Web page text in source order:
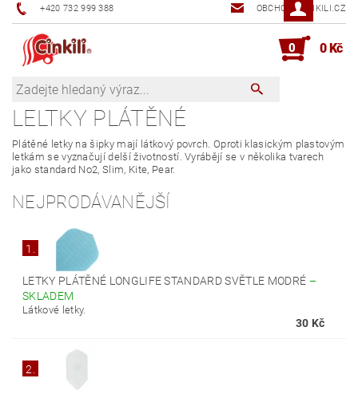
+420 732 999 388 OBCHOD@CINKILI.CZ
0 0 Kč
LELTKY PLÁTĚNÉ
Plátěné letky na šipky mají látkový povrch. Oproti klasickým plastovým
letkám se vyznačují delší životností. Vyrábějí se v několika tvarech
jako standard No2, Slim, Kite, Pear.
NEJPRODÁVANĚJŠÍ
1.
LETKY PLÁTĚNÉ LONGLIFE STANDARD SVĚTLE MODRÉ –
SKLADEM
Látkové letky.
30 Kč
2.